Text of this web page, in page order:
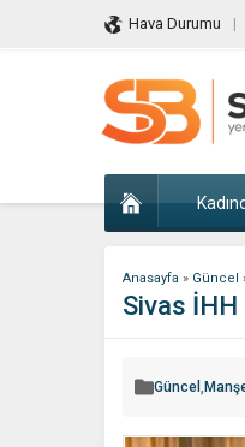
Hava Durumu
Anasayfa » Güncel
Sivas İHH
Güncel ,